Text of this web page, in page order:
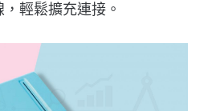
輕鬆擴充連接。